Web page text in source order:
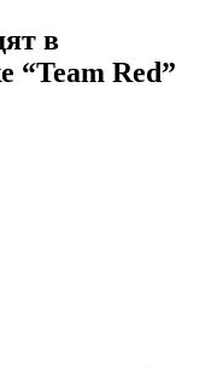
в
“Team Red”